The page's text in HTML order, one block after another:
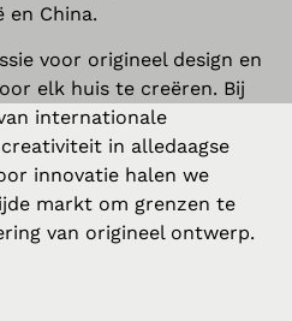
en China.
voor origineel design en
elk huis te creëren. Bij
internationale
in alledaagse
innovatie halen we
markt om grenzen te
van origineel ontwerp.